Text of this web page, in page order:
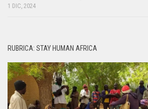
1 DIC, 2024
RUBRICA: STAY HUMAN AFRICA